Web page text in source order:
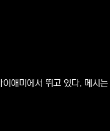
애미에서 뛰고 있다. 메시